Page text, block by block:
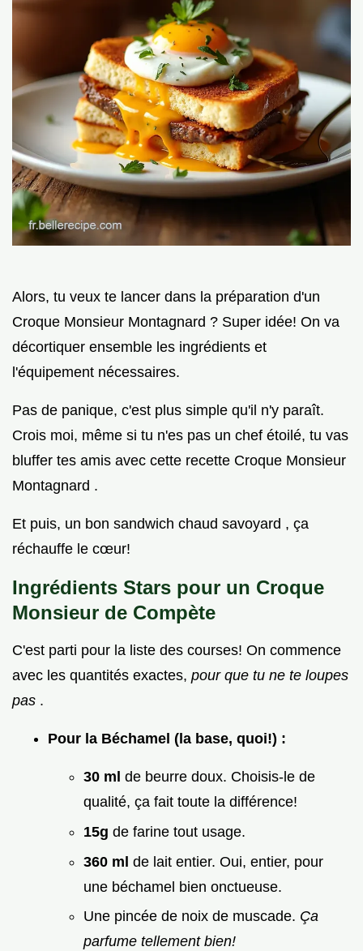
Alors, tu veux te lancer dans la préparation d'un
Croque Monsieur Montagnard ? Super idée! On va
décortiquer ensemble les ingrédients et
l'équipement nécessaires.
Pas de panique, c'est plus simple qu'il n'y paraît.
Crois moi, même si tu n'es pas un chef étoilé, tu vas
bluffer tes amis avec cette recette Croque Monsieur
Montagnard .
Et puis, un bon sandwich chaud savoyard , ça
réchauffe le cœur!
Ingrédients Stars pour un Croque
Monsieur de Compète
C'est parti pour la liste des courses! On commence
avec les quantités exactes, pour que tu ne te loupes
pas .
Pour la Béchamel (la base, quoi!) :
30 ml de beurre doux. Choisis-le de
qualité, ça fait toute la différence!
15g de farine tout usage.
360 ml de lait entier. Oui, entier, pour
une béchamel bien onctueuse.
Une pincée de noix de muscade. Ça
parfume tellement bien!